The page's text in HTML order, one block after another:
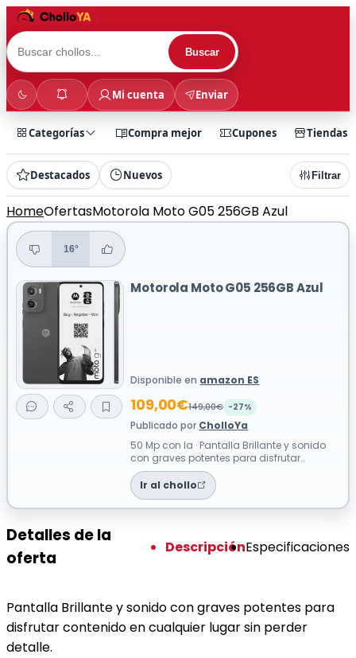
Buscar
Mi cuenta Enviar
Categorías Compra mejor Cupones Tiendas
Destacados Nuevos Filtrar
HomeOfertasMotorola Moto G05 256GB Azul
16°
Motorola Moto G05 256GB Azul
Disponible en amazon ES
109,00€149,00€ -27%
Publicado por CholloYa
50 Mp con Ia · Pantalla Brillante y sonido
con graves potentes para disfrutar
contenido en cualquier lugar sin perder...
Ir al chollo
Detalles de la
oferta
DescripciónEspecificaciones
Pantalla Brillante y sonido con graves potentes para
disfrutar contenido en cualquier lugar sin perder
detalle.